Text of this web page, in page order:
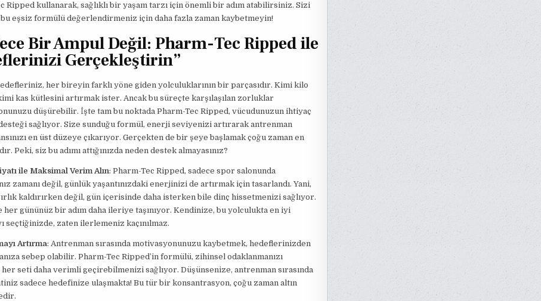
Ripped kullanarak, sağlıklı bir yaşam tarzı için önemli bir adım atabilirsiniz. Sizi
eşsiz formülü değerlendirmeniz için daha fazla zaman kaybetmeyin!
Bir Ampul Değil: Pharm-Tec Ripped ile
Gerçekleştirin”
her bireyin farklı yöne giden yolculuklarının bir parçasıdır. Kimi kilo
kas kütlesini artırmak ister. Ancak bu süreçte karşılaşılan zorluklar
düşürebilir. İşte tam bu noktada Pharm-Tec Ripped, vücudunuzun ihtiyaç
sağlıyor. Size sunduğu formül, enerji seviyenizi artırarak antrenman
en üst düzeye çıkarıyor. Gerçekten de bir şeye başlamak çoğu zaman en
Peki, siz bu adımı attığınızda neden destek almayasınız?
ile Maksimal Verim Alın: Pharm-Tec Ripped, sadece spor salonunda
zamanı değil, günlük yaşantınızdaki enerjinizi de artırmak için tasarlandı. Yani,
kaldırırken değil, gün içerisinde daha isterken bile dinç hissetmenizi sağlıyor.
her gününüz bir adım daha ileriye taşınıyor. Kendinize, bu yolculukta en iyi
seçtiğinizde, zaten ilerlemeniz kaçınılmaz.
Artırma: Antrenman sırasında motivasyonunuzu kaybetmek, hedeflerinizden
sebep olabilir. Pharm-Tec Ripped’in formülü, zihinsel odaklanmanızı
seti daha verimli geçirebilmenizi sağlıyor. Düşünsenize, antrenman sırasında
sadece hedefinize ulaşmakta! Bu tür bir konsantrasyon, çoğu zaman altın